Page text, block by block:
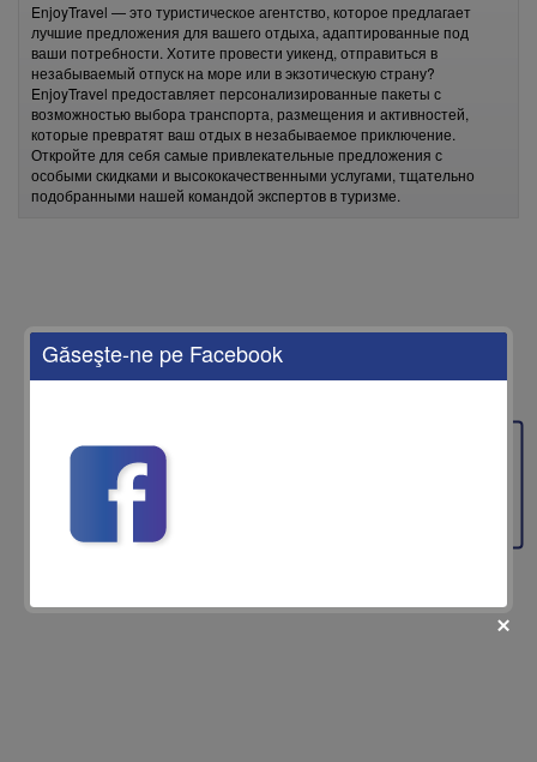
EnjoyTravel — это туристическое агентство, которое предлагает
лучшие предложения для вашего отдыха, адаптированные под
ваши потребности. Хотите провести уикенд, отправиться в
незабываемый отпуск на море или в экзотическую страну?
EnjoyTravel предоставляет персонализированные пакеты с
возможностью выбора транспорта, размещения и активностей,
которые превратят ваш отдых в незабываемое приключение.
Откройте для себя самые привлекательные предложения с
особыми скидками и высококачественными услугами, тщательно
подобранными нашей командой экспертов в туризме.
Găseşte-ne pe Facebook